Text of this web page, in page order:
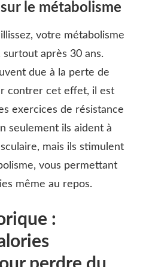
sur le métabolisme
votre métabolisme
après 30 ans.
due à la perte de
contrer cet effet, il est
exercices de résistance
seulement ils aident à
mais ils stimulent
vous permettant
même au repos.
: